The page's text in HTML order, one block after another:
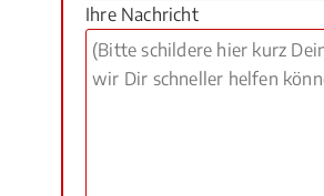
Ihre Nachricht